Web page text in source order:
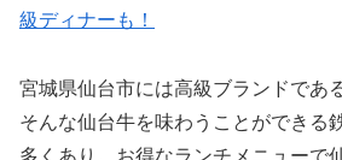
級ディナーも！
宮城県仙台市には高級ブランドであ
そんな仙台牛を味わうことができる